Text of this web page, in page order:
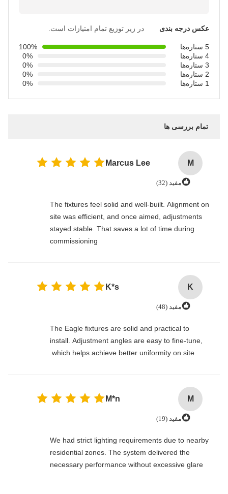
عکس درجه بندی در زیر توزیع تمام امتیازات است.
100%
0%
0%
0%
0%
تمام بررسی ها
M
Marcus Lee
مفید (32)
The fixtures feel solid and well-built. Alignment on
site was efficient, and once aimed, adjustments
stayed stable. That saves a lot of time during
commissioning
K
K*s
مفید (48)
The Eagle fixtures are solid and practical to
install. Adjustment angles are easy to fine-tune,
which helps achieve better uniformity on site.
M
M*n
مفید (19)
We had strict lighting requirements due to nearby
residential zones. The system delivered the
necessary performance without excessive glare